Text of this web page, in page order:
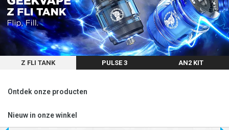
Z FLI TANK PULSE 3 AN2 KIT
Ontdek onze producten
Nieuw in onze winkel